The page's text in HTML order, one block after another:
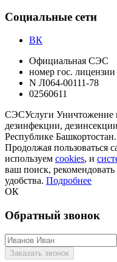
Социальные сети
ВК
Официальная СЭС
номер гос. лицензии
N Л064-00111-78
02560611
СЭСУслуги Уничтожение
дезинфекции,
Республике Башкортостан.
Продолжая пользоваться
используем cookies, и
ваш поиск, рекомендовать
удобства. Подробнее
ОК
Обратный звонок